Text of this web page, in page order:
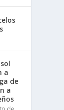
a
de
a